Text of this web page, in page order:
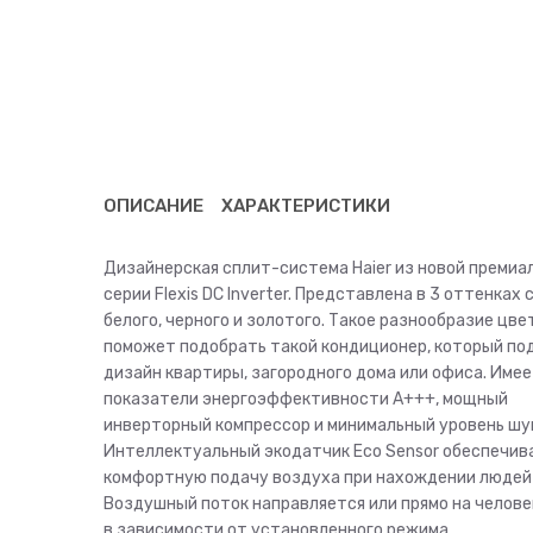
ОПИСАНИЕ ХАРАКТЕРИСТИКИ
Дизайнерская сплит-система Haier из новой
серии Flexis DC Inverter. Представлена в 3 оттенках
белого, черного и золотого. Такое разнообразие
поможет подобрать такой кондиционер, который
дизайн квартиры, загородного дома или офиса.
показатели энергоэффективности А+++, мощный
инверторный компрессор и минимальный уровень
Интеллектуальный экодатчик Eco Sensor
комфортную подачу воздуха при нахождении
Воздушный поток направляется или прямо на